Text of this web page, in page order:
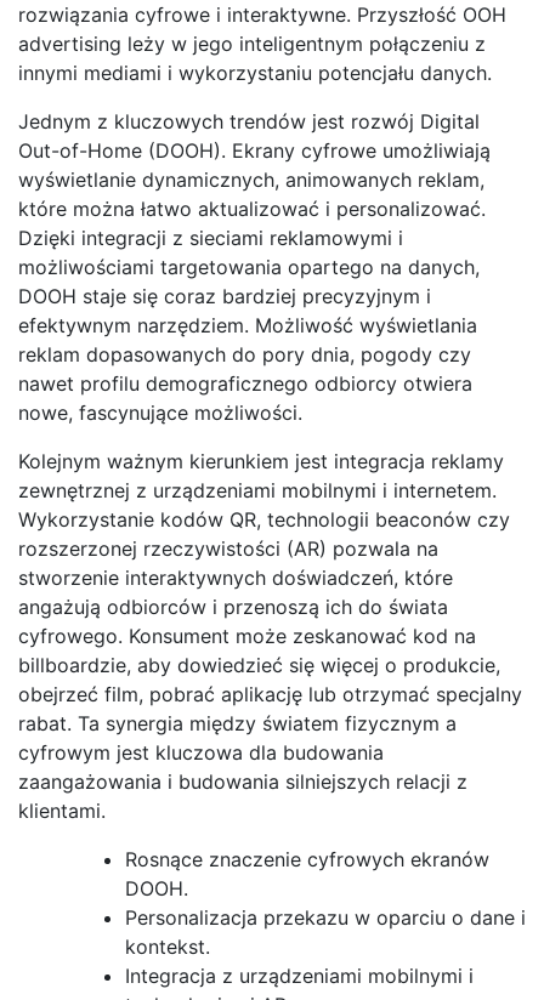
rozwiązania cyfrowe i interaktywne. Przyszłość OOH
advertising leży w jego inteligentnym połączeniu z
innymi mediami i wykorzystaniu potencjału danych.
Jednym z kluczowych trendów jest rozwój Digital
Out-of-Home (DOOH). Ekrany cyfrowe umożliwiają
wyświetlanie dynamicznych, animowanych reklam,
które można łatwo aktualizować i personalizować.
Dzięki integracji z sieciami reklamowymi i
możliwościami targetowania opartego na danych,
DOOH staje się coraz bardziej precyzyjnym i
efektywnym narzędziem. Możliwość wyświetlania
reklam dopasowanych do pory dnia, pogody czy
nawet profilu demograficznego odbiorcy otwiera
nowe, fascynujące możliwości.
Kolejnym ważnym kierunkiem jest integracja reklamy
zewnętrznej z urządzeniami mobilnymi i internetem.
Wykorzystanie kodów QR, technologii beaconów czy
rozszerzonej rzeczywistości (AR) pozwala na
stworzenie interaktywnych doświadczeń, które
angażują odbiorców i przenoszą ich do świata
cyfrowego. Konsument może zeskanować kod na
billboardzie, aby dowiedzieć się więcej o produkcie,
obejrzeć film, pobrać aplikację lub otrzymać specjalny
rabat. Ta synergia między światem fizycznym a
cyfrowym jest kluczowa dla budowania
zaangażowania i budowania silniejszych relacji z
klientami.
Rosnące znaczenie cyfrowych ekranów
DOOH.
Personalizacja przekazu w oparciu o dane i
kontekst.
Integracja z urządzeniami mobilnymi i